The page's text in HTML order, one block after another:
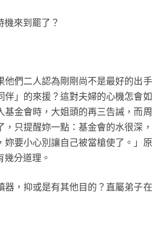
來到罷了？
們二人認為剛剛尚不是最好的出手
」的來援？這對夫婦的心機怎會如
金會時，大姐頭的再三告誡，而周
只提醒妳一點：基金會的水很深，
要小心別讓自己被當槍使了。」原
分道理。
，抑或是有其他目的？直屬弟子在